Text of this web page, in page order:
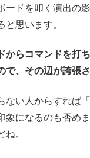
ードを叩く演出の
と思います。
からコマンドを打
で、その辺が誇張
ない人からすれば
象になるのも否め
ね。